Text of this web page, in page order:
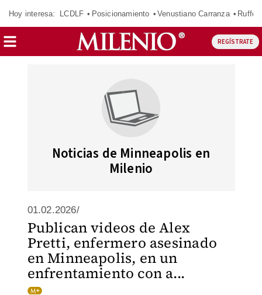
Hoy interesa: LCDLF Posicionamiento Venustiano Carranza Ruffo
REGÍSTRATE
Noticias de Minneapolis en
Milenio
01.02.2026/
Publican videos de Alex
Pretti, enfermero asesinado
en Minneapolis, en un
enfrentamiento con a...